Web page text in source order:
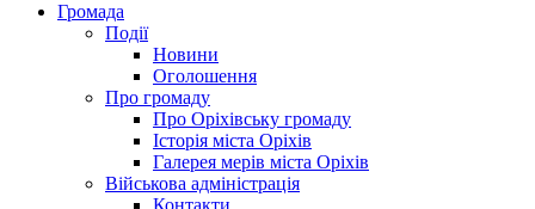
Громада
Події
Новини
Оголошення
Про громаду
Про Оріхівську громаду
Історія міста Оріхів
Галерея мерів міста Оріхів
Військова адміністрація